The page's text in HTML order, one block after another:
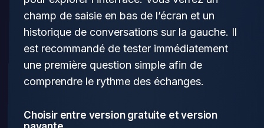
champ de saisie en bas de l’écran et un
historique de conversations sur la gauche. Il
est recommandé de tester immédiatement
une première question simple afin de
comprendre le rythme des échanges.
Choisir entre version gratuite et version